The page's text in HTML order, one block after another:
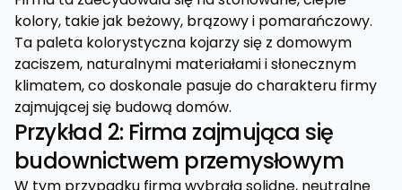
kolory, takie jak beżowy, brązowy i pomarańczowy.
Ta paleta kolorystyczna kojarzy się z domowym
zaciszem, naturalnymi materiałami i słonecznym
klimatem, co doskonale pasuje do charakteru firmy
zajmującej się budową domów.
Przykład 2: Firma zajmująca się
budownictwem przemysłowym